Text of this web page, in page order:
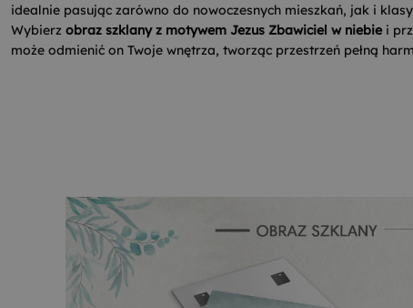
idealnie pasując zarówno do nowoczesnych mieszkań, jak i
Wybierz obraz szklany z motywem Jezus Zbawiciel w niebie i
może odmienić on Twoje wnętrza, tworząc przestrzeń pełną